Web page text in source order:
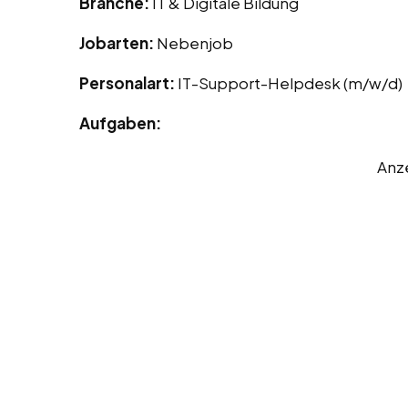
Jobarten: Nebenjob
Personalart: IT-Support-Helpdesk (m/w/d)
Aufgaben: